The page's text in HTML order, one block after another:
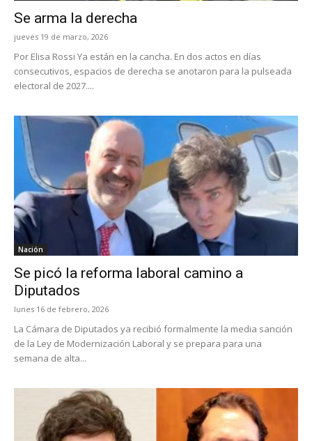
Se arma la derecha
jueves 19 de marzo, 2026
Por Elisa Rossi Ya están en la cancha. En dos actos en días
consecutivos, espacios de derecha se anotaron para la pulseada
electoral de 2027....
Nación
Se picó la reforma laboral camino a
Diputados
lunes 16 de febrero, 2026
La Cámara de Diputados ya recibió formalmente la media sanción
de la Ley de Modernización Laboral y se prepara para una
semana de alta...